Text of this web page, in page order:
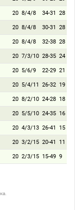
20 8/4/8 34-31 28
20 8/4/8 30-31 28
20 8/4/8 32-38 28
20 7/3/10 28-35 24
20 5/6/9 22-29 21
20 5/4/11 26-32 19
20 8/2/10 24-28 18
20 5/5/10 24-35 16
20 4/3/13 26-41 15
20 3/2/15 20-41 11
20 2/3/15 15-49 9